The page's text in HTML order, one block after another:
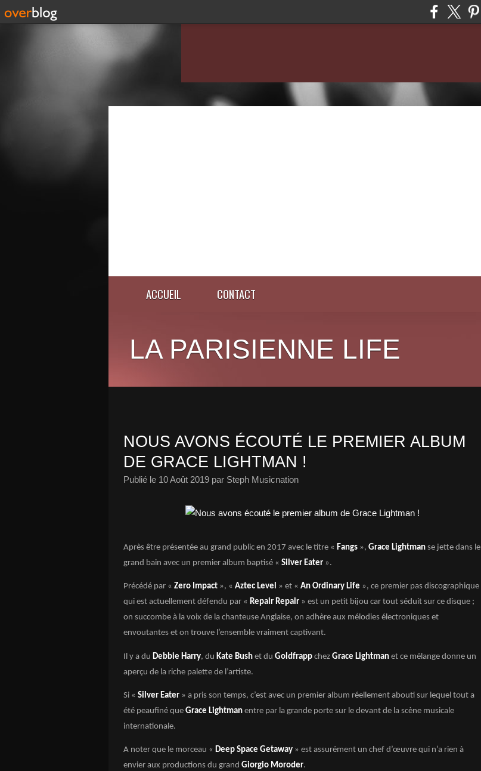
ACCUEIL CONTACT
LA PARISIENNE LIFE
NOUS AVONS ÉCOUTÉ LE PREMIER ALBUM
DE GRACE LIGHTMAN !
Publié le 10 Août 2019 par Steph Musicnation
Après être présentée au grand public en 2017 avec le titre « Fangs », Grace Lightman se jette dans le
grand bain avec un premier album baptisé « Silver Eater ».
Précédé par « Zero Impact », « Aztec Level » et « An Ordinary Life », ce premier pas discographique
qui est actuellement défendu par « Repair Repair » est un petit bijou car tout séduit sur ce disque ;
on succombe à la voix de la chanteuse Anglaise, on adhère aux mélodies électroniques et
envoutantes et on trouve l’ensemble vraiment captivant.
Il y a du Debbie Harry, du Kate Bush et du Goldfrapp chez Grace Lightman et ce mélange donne un
aperçu de la riche palette de l’artiste.
Si « Silver Eater » a pris son temps, c’est avec un premier album réellement abouti sur lequel tout a
été peaufiné que Grace Lightman entre par la grande porte sur le devant de la scène musicale
internationale.
A noter que le morceau « Deep Space Getaway » est assurément un chef d’œuvre qui n’a rien à
envier aux productions du grand Giorgio Moroder.